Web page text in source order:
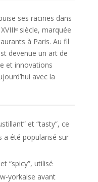
ses racines dans
siècle, marquée
à Paris. Au fil
devenue un art de
et innovations
avec la
et “tasty”, ce
a été popularisé sur
“spicy”, utilisé
yorkaise avant